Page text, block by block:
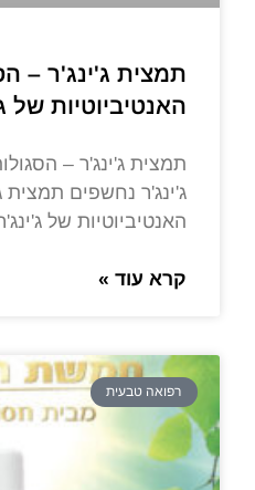
תמצית ג'ינג'ר –
האנטיביוטיות של
תמצית ג'ינג'ר –
ג'ינג'ר נחשפים תמצית
האנטיביוטיות של
קרא עוד »
רפואה טבעית